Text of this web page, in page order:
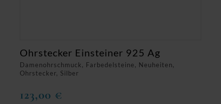
Damenohrschmuck, Farbedelsteine, Neuheiten,
Ohrstecker, Silber
Ohrstecker Einsteiner 925 Ag
123,00 €